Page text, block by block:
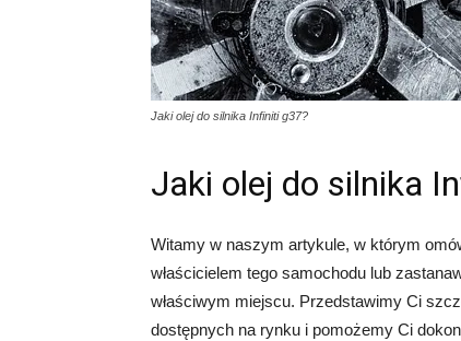
Jaki olej do silnika Infiniti g37?
Jaki olej do silnika
Witamy w naszym artykule, w którym
właścicielem tego samochodu lub
właściwym miejscu. Przedstawimy Ci
dostępnych na rynku i pomożemy Ci